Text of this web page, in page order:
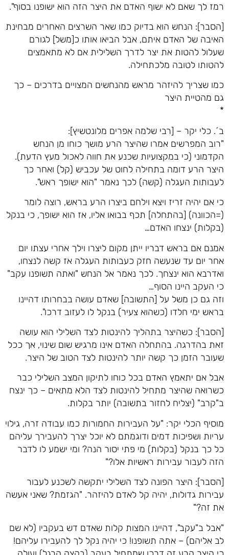
רמז לך שאם לא ישוף האדם את היצר הזה הוא ישופנו בסוף".
[הסבר]: הנחש הוא בדיוק כמו שאר השרצים האחרים מבחינת
האיבה של האדם איתם, אבל הביאו אותו כ[משל] לגורם
שעלול להטות את יצר לדרך השלילית אם לא מתאמצים
להטותו לטובה מלכתחילה.
כמו שצריך להיזהר מראש מהנחשים המצויים בדרכים – כך
גם מהטיית היצר
*
ב´. כלי יקר – [רבי שלמה אפרים מלונטשיץ]:
"רוב המפרשים אמרו שהיצר הרע מושך כוחו מן הנחש
הקדמוני (כי במקצועיות שכנע את חווה לאכול מעץ הדעת).
היצר הרע דומה בתחילה לחוט של עכביש (קל) ואחר כך
לעבותות העגלה (קשה) לכך נאמר "הוא ישופך ראש".
כי אם יהיה זריז ויצא וילחם ביצרו הרע בראש, רוצה לומר
(=הכוונה) [בהתחלה] תכף בבואו אליו, אז הוא ישופך, כי בנקל
(בקלות) ינצחו האדם…
אמנם אם בראש דבריו ייתן מקום ליצרו וילך אחרי עצתו יום
אחר יום עד שנעשה חזק כעבותות העגלה אז קשה לנצחו,
ואדרבא הוא ינצחך. לכך נאמר אל הנחש "ואתה תשופנו עקב"
כי העקב היינו הסוף…
וזה גם כן משל על [התשובה] שאדם עושה בבחרותו דהיינו
בראש ימי חלדו (כשהוא צעיר) בנקל לו לעזוב דרכו".
[הסבר]: כשהיצר בתהליך להינטות לצד השלילי הוא עושה
זאת בהדרגה. בהתחלה האדם אינו מרגיש שום שינוי, אך ככל
שעובר הזמן כך קשה יותר להינטות לצד הטוב של היצר.
אבל אם יתאמץ האדם בכל כוחו לתיקון המצב השלילי כבר
כשרואה שהיצר מתחיל להינטות לצד הלא מתאים – כך ינצח
ב"קרב" (יצליח לחזור בתשובה) יותר בקלות.
מוסיף הכלי יקר: "על העבירות החמורות כמו עבודה זרה, גילוי
עריות ושפיכות דמים ודוגמתם לא יוכל יצרך להעבירך עליהם
כל כך בנקל (בקלות) מי פתי יסור הנה? ומי ישמע לו לדבר
הזה לעבור עבירות ראשיות אלו?"
[הסבר]: היצר הפונה לצד השלילי יתקשה לשכנע לעבור
עבירות גדולות, יהיה קל לאדם להיזהר. "הגזמת? שאני אעשה
את זה?"
"אבל ב"עקב", דהיינו המצות קלות שאדם דש בעקביו (לא שם
לב אליהם) – אתה תשופנו! כי יהיה נקל לך להעבירו עליהם!